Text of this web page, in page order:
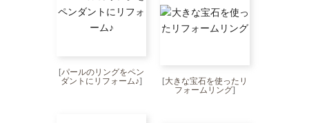
[パールのリングをペン
ダントにリフォーム♪] [大きな宝石を使ったリ
フォームリング]